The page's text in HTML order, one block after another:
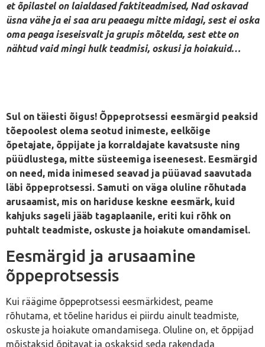
et õpilastel on laialdased faktiteadmised, Nad oskavad
üsna vähe ja ei saa aru peaaegu mitte midagi, sest ei oska
oma peaga iseseisvalt ja grupis mõtelda, sest ette on
nähtud vaid mingi hulk teadmisi, oskusi ja hoiakuid…
Sul on täiesti õigus! Õppeprotsessi eesmärgid peaksid
tõepoolest olema seotud inimeste, eelkõige
õpetajate, õppijate ja korraldajate kavatsuste ning
püüdlustega, mitte süsteemiga iseenesest. Eesmärgid
on need, mida inimesed seavad ja püüavad saavutada
läbi õppeprotsessi. Samuti on väga oluline rõhutada
arusaamist, mis on hariduse keskne eesmärk, kuid
kahjuks sageli jääb tagaplaanile, eriti kui rõhk on
puhtalt teadmiste, oskuste ja hoiakute omandamisel.
Eesmärgid ja arusaamine
õppeprotsessis
Kui räägime õppeprotsessi eesmärkidest, peame
rõhutama, et tõeline haridus ei piirdu ainult teadmiste,
oskuste ja hoiakute omandamisega. Oluline on, et õppijad
mõistaksid õpitavat ja oskaksid seda rakendada